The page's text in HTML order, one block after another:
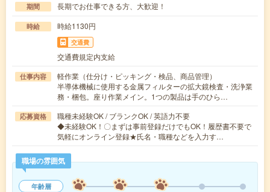
期間 長期でお仕事できる方、大歓迎！
時給 時給1130円
交通費
交通費規定内支給
仕事内容
軽作業（仕分け・ピッキング・検品、商品管理）
半導体機械に使用する金属フィルターの拡大鏡検査・洗浄業
務・梱包。座り作業メイン。1つの製品は手のひら…
応募資格
職種未経験OK / ブランクOK / 英語力不要
◆未経験OK！〇まずは事前登録だけでもOK！履歴書不要で
気軽にオンライン登録★氏名・職種などを入力す…
職場の雰囲気
年齢層